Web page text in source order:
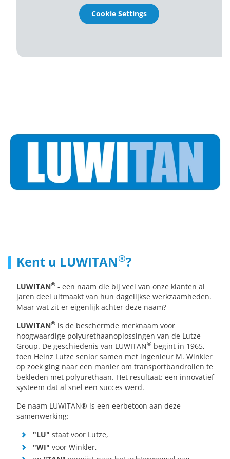
Cookie Settings
Kent u LUWITAN®?
LUWITAN® - een naam die bij veel van onze klanten al
jaren deel uitmaakt van hun dagelijkse werkzaamheden.
Maar wat zit er eigenlijk achter deze naam?
LUWITAN® is de beschermde merknaam voor
hoogwaardige polyurethaanoplossingen van de Lutze
Group. De geschiedenis van LUWITAN® begint in 1965,
toen Heinz Lutze senior samen met ingenieur M. Winkler
op zoek ging naar een manier om transportbandrollen te
bekleden met polyurethaan. Het resultaat: een innovatief
systeem dat al snel een succes werd.
De naam LUWITAN® is een eerbetoon aan deze
samenwerking:
"LU" staat voor Lutze,
"WI" voor Winkler,